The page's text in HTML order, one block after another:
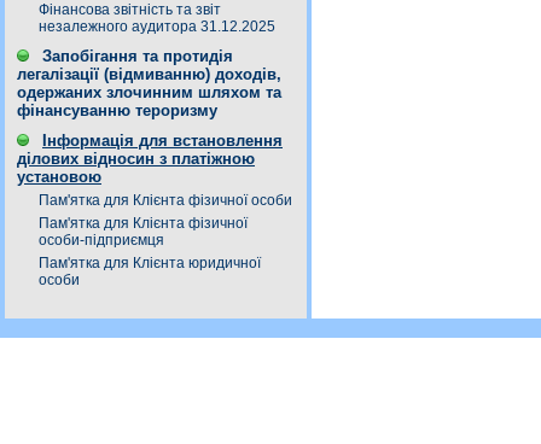
Фінансова звітність та звіт
незалежного аудитора 31.12.2025
Запобігання та протидія
легалізації (відмиванню) доходів,
одержаних злочинним шляхом та
фінансуванню тероризму
Інформація для встановлення
ділових відносин з платіжною
установою
Пам'ятка для Клієнта фізичної особи
Пам'ятка для Клієнта фізичної
особи-підприємця
Пам'ятка для Клієнта юридичної
особи